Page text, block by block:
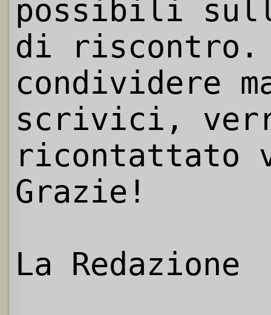
possibili
di riscontro.
condividere
scrivici,
ricontattato
Grazie!
La Redazione